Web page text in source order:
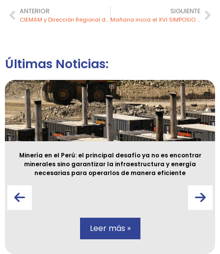
ANTERIOR
CIEMAM y Dirección Regional de Comercio Exterior y Turismo de Cajamarca impulsan alianza para promover el turismo minero en Cajamarca
SIGUIENTE
Mañana inicia el XVI SIMPOSIO donde se debatirán los desafíos y oportunidades del sector minero en un nuevo ciclo político del país
Últimas Noticias:
Minería en el Perú: el principal desafío ya no es encontrar
minerales sino garantizar la infraestructura y energía
necesarias para operarlos de manera eficiente
Leer más »